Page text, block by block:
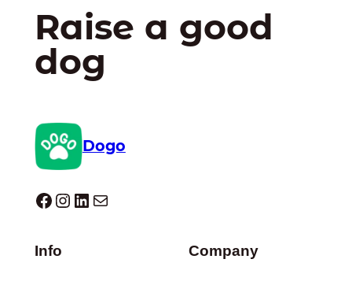
Raise a good
dog
Dogo
Dogo facebook InstagramLinkedIn E-mail
Info Company